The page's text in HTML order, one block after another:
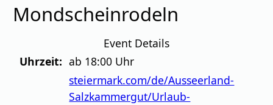
Mondscheinrodeln
Event Details
Uhrzeit: ab 18:00 Uhr
steiermark.com/de/Ausseerland-
Salzkammergut/Urlaub-